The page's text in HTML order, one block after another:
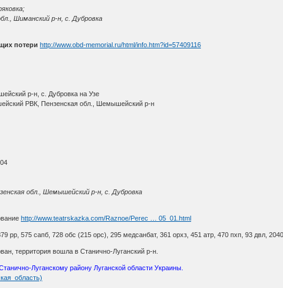
Шиманский р-н, с. Дубровка
потери http://www.obd-memorial.ru/html/info.htm?id=57409116
р-н, с. Дубровка на Узе
РВК, Пензенская обл., Шемышейский р-н
обл., Шемышейский р-н, с. Дубровка
http://www.teatrskazka.com/Raznoe/Perec … 05_01.html
рр, 575 сапб, 728 обс (215 орс), 295 медсанбат, 361 орхз, 451 атр, 470 пхп, 93 двл,
территория вошла в Станично-Луганский р-н.
Луганскому району Луганской области Украины.